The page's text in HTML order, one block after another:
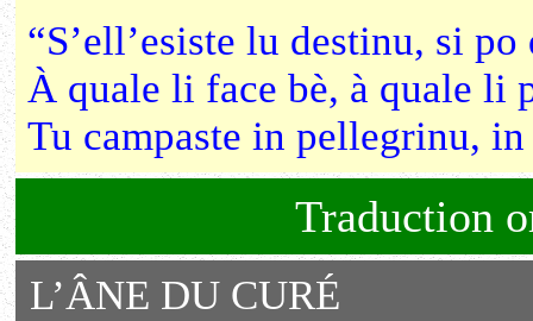
“S’ell’esiste lu destinu, si
À quale li face bè, à quale li
Tu campaste in pellegrinu,
Traduction
L’ÂNE DU CURÉ